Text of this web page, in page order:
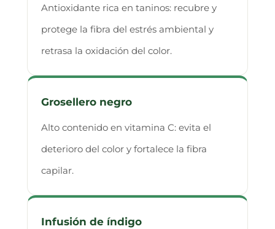
Antioxidante rica en taninos: recubre y
protege la fibra del estrés ambiental y
retrasa la oxidación del color.
Grosellero negro
Alto contenido en vitamina C: evita el
deterioro del color y fortalece la fibra
capilar.
Infusión de índigo